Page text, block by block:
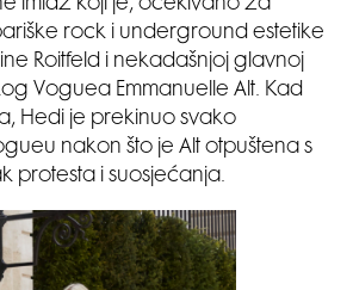
imidž koji je, očekivano za
rock i underground estetike
Roitfeld i nekadašnjoj glavnoj
Voguea Emmanuelle Alt. Kad
Hedi je prekinuo svako
nakon što je Alt otpuštena s
protesta i suosjećanja.